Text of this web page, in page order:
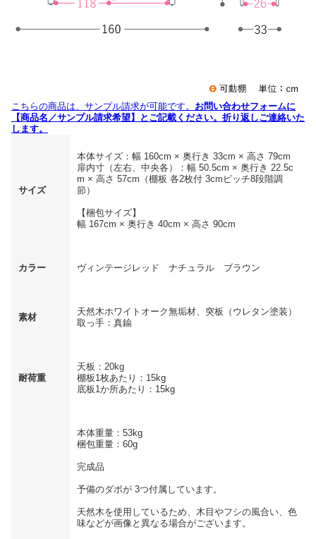
こちらの商品は、サンプル請求が可能です。 お問い合わせフォームに
【商品名／サンプル請求希望】とご記載ください。折り返しご連絡いた
します。
サイズ
本体サイズ：幅 160cm × 奥行き 33cm × 高さ 79cm
扉内寸（左右、中央各）：幅 50.5cm × 奥行き 22.5c
m × 高さ 57cm（棚板 各2枚付 3cmピッチ8段階調
節）
【梱包サイズ】
幅 167cm × 奥行き 40cm × 高さ 90cm
カラー ヴィンテージレッド ナチュラル ブラウン
素材
天然木ホワイトオーク無垢材、突板（ウレタン塗装）
取っ手：真鍮
耐荷重
天板：20kg
棚板1枚あたり：15kg
底板1か所あたり：15kg
本体重量：53kg
梱包重量：60g
完成品
予備のダボが 3つ付属しています。
天然木を使用しているため、木目やフシの風合い、色
味などが画像と異なる場合がございます。